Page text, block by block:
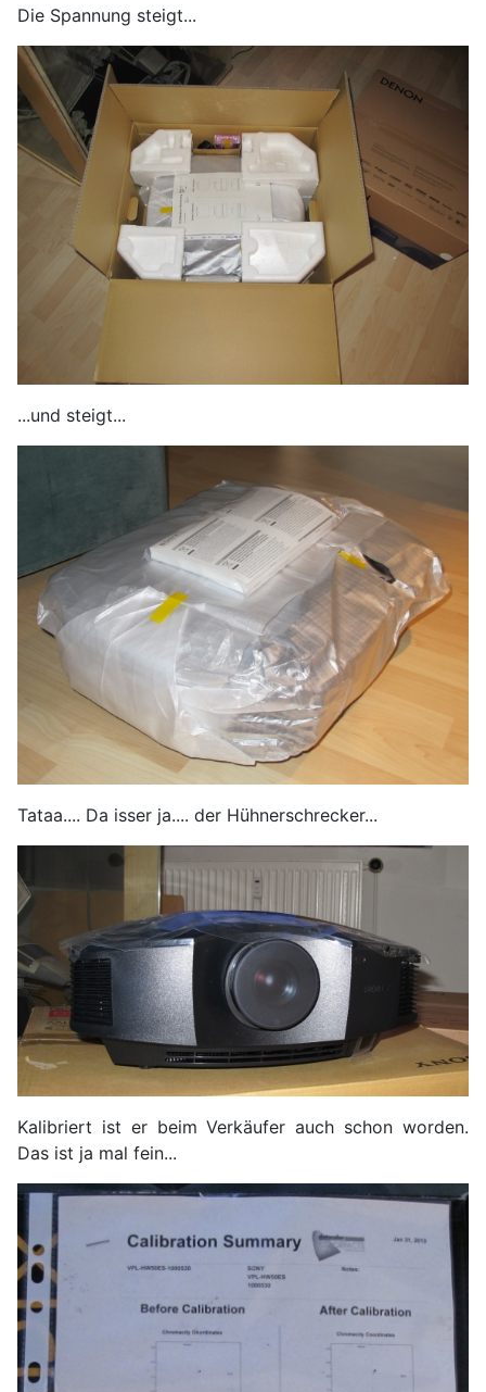
Die Spannung steigt...
...und steigt...
Tataa.... Da isser ja.... der Hühnerschrecker...
Kalibriert ist er beim Verkäufer auch schon worden.
Das ist ja mal fein...